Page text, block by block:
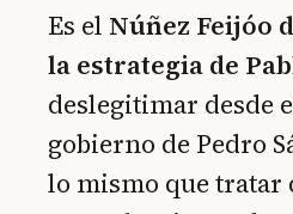
Es el Núñez Feijóo
la estrategia de
deslegitimar desde
gobierno de Pedro
lo mismo que tratar